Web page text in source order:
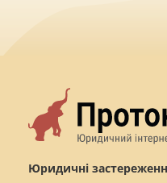
Юридичні